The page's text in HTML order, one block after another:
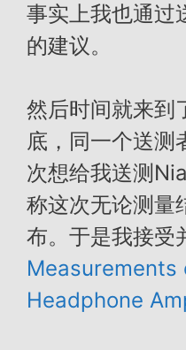
事实上我也通过
的建议。
然后时间就来到
底，同一个送测
次想给我送测
称这次无论测量
布。于是我接受
Measurements
Headphone